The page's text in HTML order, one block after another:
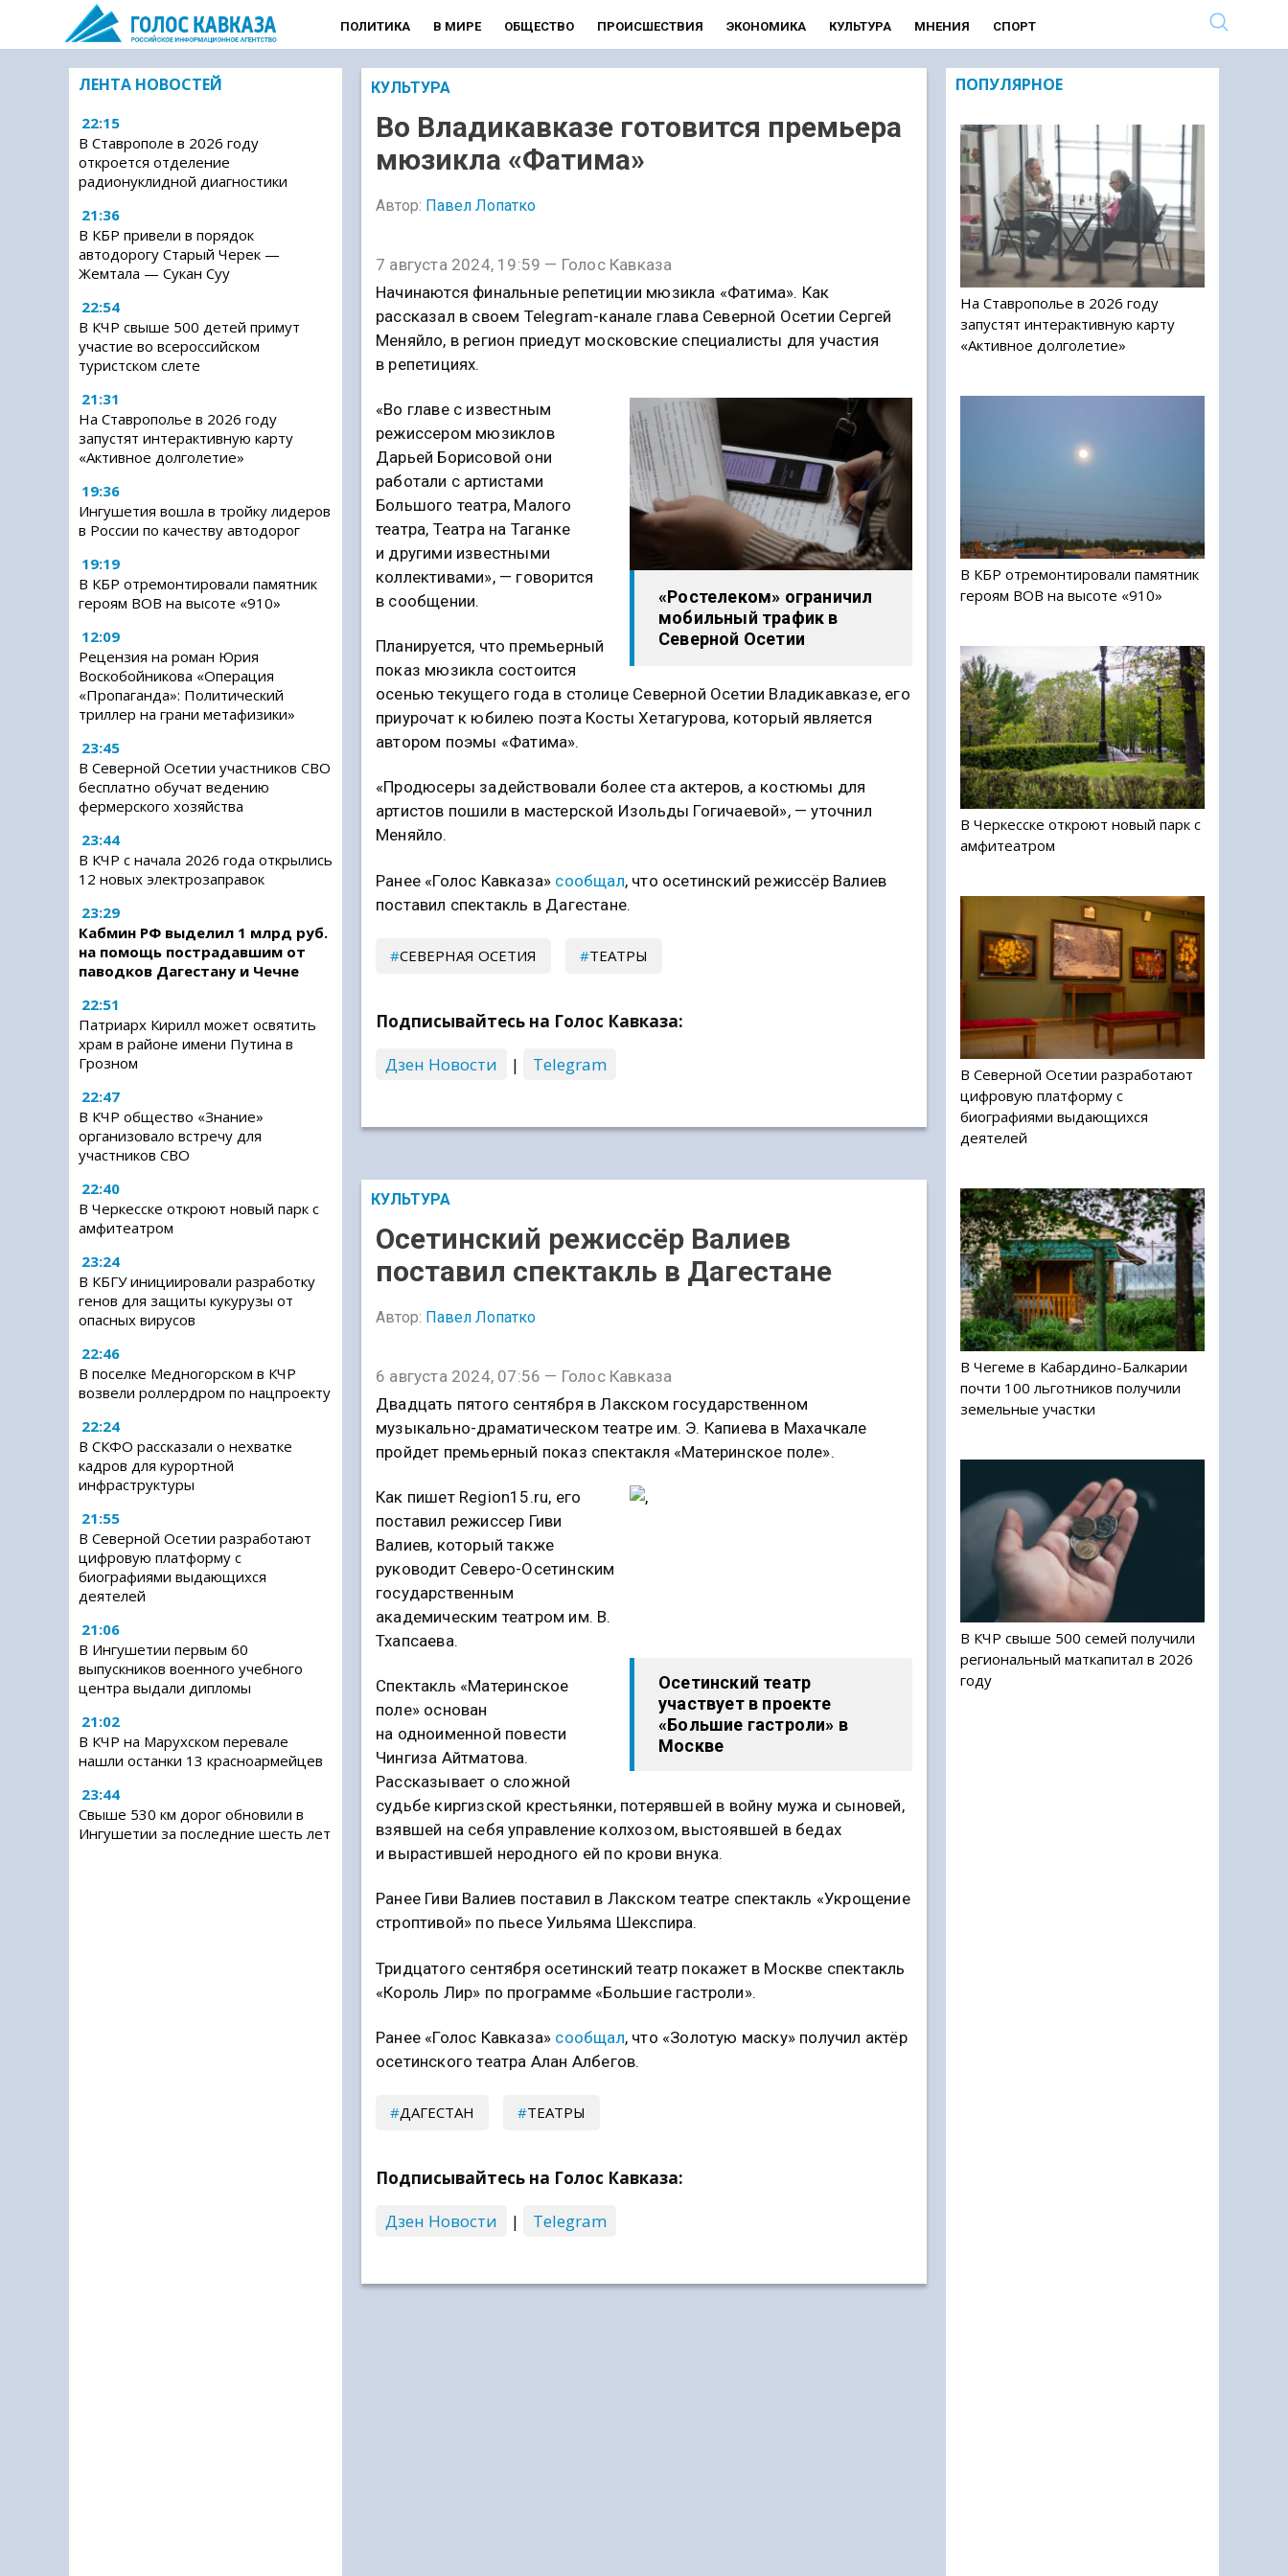
ПОЛИТИКА В МИРЕ ОБЩЕСТВО ПРОИСШЕСТВИЯ ЭКОНОМИКА КУЛЬТУРА МНЕНИЯ СПОРТ
ЛЕНТА НОВОСТЕЙ
22:15
В Ставрополе в 2026 году
откроется отделение
радионуклидной диагностики
21:36
В КБР привели в порядок
автодорогу Старый Черек —
Жемтала — Сукан Суу
22:54
В КЧР свыше 500 детей примут
участие во всероссийском
туристском слете
21:31
На Ставрополье в 2026 году
запустят интерактивную карту
«Активное долголетие»
19:36
Ингушетия вошла в тройку лидеров
в России по качеству автодорог
19:19
В КБР отремонтировали памятник
героям ВОВ на высоте «910»
12:09
Рецензия на роман Юрия
Воскобойникова «Операция
«Пропаганда»: Политический
триллер на грани метафизики»
23:45
В Северной Осетии участников СВО
бесплатно обучат ведению
фермерского хозяйства
23:44
В КЧР с начала 2026 года открылись
12 новых электрозаправок
23:29
Кабмин РФ выделил 1 млрд руб.
на помощь пострадавшим от
паводков Дагестану и Чечне
22:51
Патриарх Кирилл может освятить
храм в районе имени Путина в
Грозном
22:47
В КЧР общество «Знание»
организовало встречу для
участников СВО
22:40
В Черкесске откроют новый парк с
амфитеатром
23:24
В КБГУ инициировали разработку
генов для защиты кукурузы от
опасных вирусов
22:46
В поселке Медногорском в КЧР
возвели роллердром по нацпроекту
22:24
В СКФО рассказали о нехватке
кадров для курортной
инфраструктуры
21:55
В Северной Осетии разработают
цифровую платформу с
биографиями выдающихся
деятелей
21:06
В Ингушетии первым 60
выпускников военного учебного
центра выдали дипломы
21:02
В КЧР на Марухском перевале
нашли останки 13 красноармейцев
23:44
Свыше 530 км дорог обновили в
Ингушетии за последние шесть лет
КУЛЬТУРА
Во Владикавказе готовится премьера
мюзикла «Фатима»
Автор: Павел Лопатко
7 августа 2024, 19:59 — Голос Кавказа
Начинаются финальные репетиции мюзикла «Фатима». Как
рассказал в своем Telegram-канале глава Северной Осетии Сергей
Меняйло, в регион приедут московские специалисты для участия
в репетициях.
«Ростелеком» ограничил
мобильный трафик в
Северной Осетии
«Во главе с известным
режиссером мюзиклов
Дарьей Борисовой они
работали с артистами
Большого театра, Малого
театра, Театра на Таганке
и другими известными
коллективами», — говорится
в сообщении.
Планируется, что премьерный
показ мюзикла состоится
осенью текущего года в столице Северной Осетии Владикавказе, его
приурочат к юбилею поэта Косты Хетагурова, который является
автором поэмы «Фатима».
«Продюсеры задействовали более ста актеров, а костюмы для
артистов пошили в мастерской Изольды Гогичаевой», — уточнил
Меняйло.
Ранее «Голос Кавказа» сообщал, что осетинский режиссёр Валиев
поставил спектакль в Дагестане.
СЕВЕРНАЯ ОСЕТИЯ ТЕАТРЫ
Подписывайтесь на Голос Кавказа:
Дзен Новости
| Telegram
КУЛЬТУРА
Осетинский режиссёр Валиев
поставил спектакль в Дагестане
Автор: Павел Лопатко
6 августа 2024, 07:56 — Голос Кавказа
Двадцать пятого сентября в Лакском государственном
музыкально-драматическом театре им. Э. Капиева в Махачкале
пройдет премьерный показ спектакля «Материнское поле».
Осетинский театр
участвует в проекте
«Большие гастроли» в
Москве
Как пишет Region15.ru, его
поставил режиссер Гиви
Валиев, который также
руководит Северо-Осетинским
государственным
академическим театром им. В.
Тхапсаева.
Спектакль «Материнское
поле» основан
на одноименной повести
Чингиза Айтматова.
Рассказывает о сложной
судьбе киргизской крестьянки, потерявшей в войну мужа и сыновей,
взявшей на себя управление колхозом, выстоявшей в бедах
и вырастившей неродного ей по крови внука.
Ранее Гиви Валиев поставил в Лакском театре спектакль «Укрощение
строптивой» по пьесе Уильяма Шекспира.
Тридцатого сентября осетинский театр покажет в Москве спектакль
«Король Лир» по программе «Большие гастроли».
Ранее «Голос Кавказа» сообщал, что «Золотую маску» получил актёр
осетинского театра Алан Албегов.
ДАГЕСТАН ТЕАТРЫ
Подписывайтесь на Голос Кавказа:
Дзен Новости
| Telegram
ПОПУЛЯРНОЕ
На Ставрополье в 2026 году
запустят интерактивную карту
«Активное долголетие»
В КБР отремонтировали памятник
героям ВОВ на высоте «910»
В Черкесске откроют новый парк с
амфитеатром
В Северной Осетии разработают
цифровую платформу с
биографиями выдающихся
деятелей
В Чегеме в Кабардино-Балкарии
почти 100 льготников получили
земельные участки
В КЧР свыше 500 семей получили
региональный маткапитал в 2026
году